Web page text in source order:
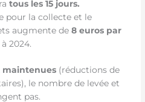
tous les 15 jours.
pour la collecte et le
augmente de 8 euros par
2024.
maintenues (réductions de
le nombre de levée et
pas.